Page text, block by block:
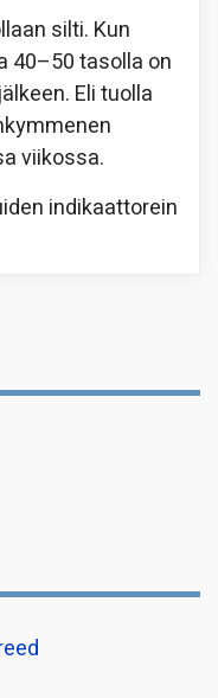
silti. Kun
40–50 tasolla on
Eli tuolla
viikossa.
indikaattorein